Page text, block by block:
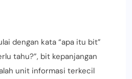
dengan kata “apa itu bit”
tahu?”, bit kepanjangan
unit informasi terkecil